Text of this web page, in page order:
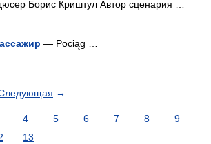
Борис Криштул Автор сценария …
— Pociąg …
→
4 5 6 7 8
9
13